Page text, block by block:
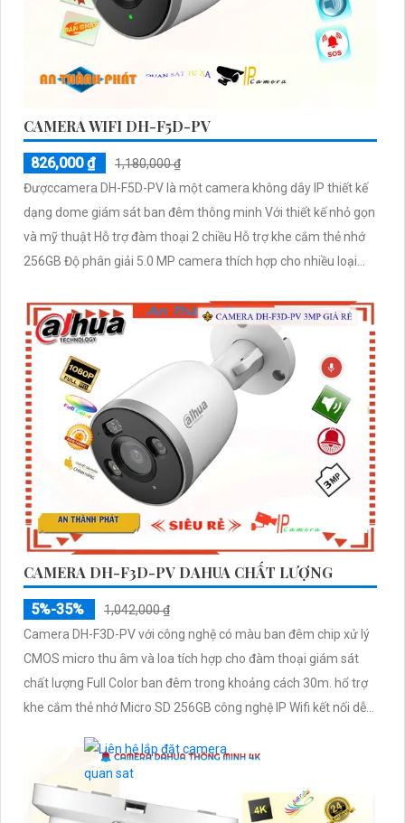
CAMERA WIFI DH-F5D-PV
826,000 ₫
1,180,000 ₫
Đượccamera DH-F5D-PV là một camera không dây IP thiết kế
dạng dome giám sát ban đêm thông minh Với thiết kế nhỏ gọn
và mỹ thuật Hỗ trợ đàm thoại 2 chiều Hỗ trợ khe cắm thẻ nhớ
256GB Độ phân giải 5.0 MP camera thích hợp cho nhiều loại
CAMERA DH-F3D-PV DAHUA CHẤT LƯỢNG
5%-35%
1,042,000 ₫
Camera DH-F3D-PV với công nghệ có màu ban đêm chip xử lý
CMOS micro thu âm và loa tích hợp cho đàm thoại giám sát
chất lượng Full Color ban đêm trong khoảng cách 30m. hổ trợ
khe cắm thẻ nhớ Micro SD 256GB công nghệ IP Wifi kết nối dễ